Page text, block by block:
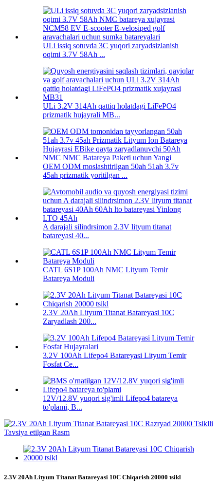
ULi issiq sotuvda 3C yuqori zaryadsizlanish
oqimi 3.7V 58Ah ...
ULi 3.2V 314Ah qattiq holatdagi LiFePO4
prizmatik hujayrali MB...
OEM ODM moslashtirilgan 50ah 51ah 3.7v
45ah prizmatik yoritilgan ...
A darajali silindrsimon 2.3V lityum titanat
batareyasi 40...
CATL 6S1P 100Ah NMC Lityum Temir
Batareya Moduli
2.3V 20Ah Lityum Titanat Batareyasi 10C
Zaryadlash 200...
3.2V 100Ah Lifepo4 Batareyasi Lityum Temir
Fosfat Ce...
12V/12.8V yuqori sig'imli Lifepo4 batareya
to'plami, B...
2.3V 20Ah Lityum Titanat Batareyasi 10C Chiqarish 20000 tsikl